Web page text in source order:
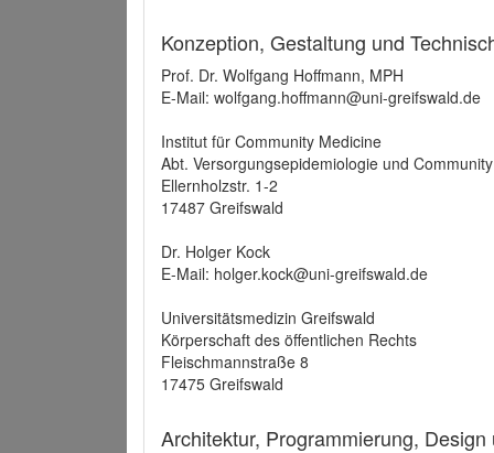
Konzeption, Gestaltung und
Prof. Dr. Wolfgang Hoffmann, MPH
E-Mail: wolfgang.hoffmann@uni-greifswald.de
Institut für Community Medicine
Abt. Versorgungsepidemiologie und
Ellernholzstr. 1-2
17487 Greifswald
Dr. Holger Kock
E-Mail: holger.kock@uni-greifswald.de
Universitätsmedizin Greifswald
Körperschaft des öffentlichen Rechts
Fleischmannstraße 8
17475 Greifswald
Architektur, Programmierung,